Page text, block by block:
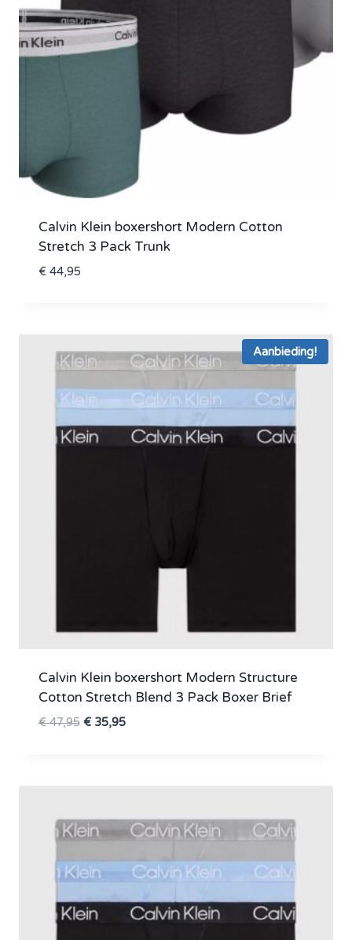
Calvin Klein boxershort Modern Cotton
Stretch 3 Pack Trunk
€44,95
Aanbieding!
Calvin Klein boxershort Modern Structure
Cotton Stretch Blend 3 Pack Boxer Brief
€47,95 Oorspronkelijke
€35,95Huidige